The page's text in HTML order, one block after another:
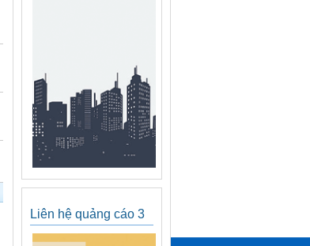
Liên hệ quảng cáo 3